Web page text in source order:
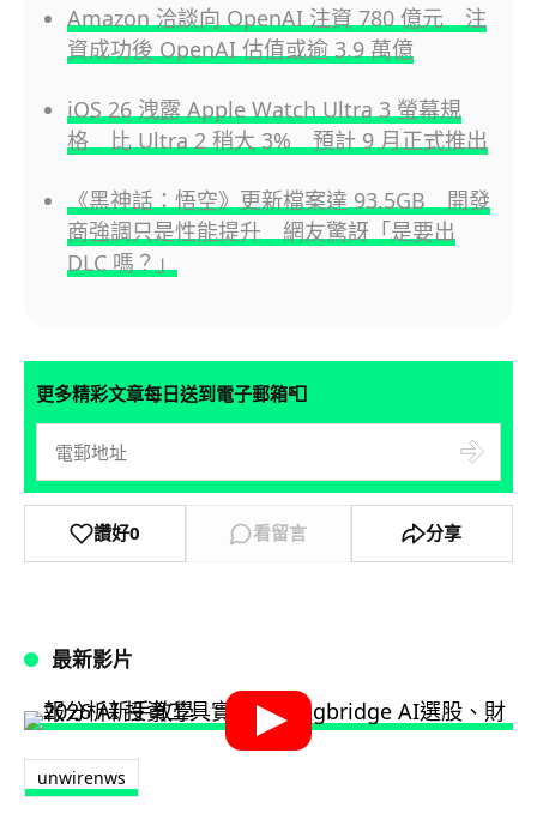
Amazon 洽談向 OpenAI 注資 780 億元 注
資成功後 OpenAI 估值或逾 3.9 萬億
iOS 26 洩露 Apple Watch Ultra 3 螢幕規
格 比 Ultra 2 稍大 3% 預計 9 月正式推出
《黑神話：悟空》更新檔案達 93.5GB 開發
商強調只是性能提升 網友驚訝「是要出
DLC 嗎？」
更多精彩文章每日送到電子郵箱📮
讚好0 看留言 分享
最新影片
unwirenws